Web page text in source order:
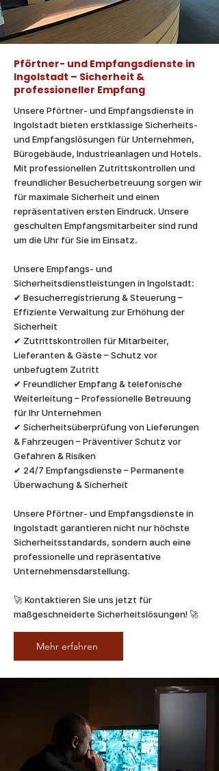
Pförtner- und Empfangsdienste in
Ingolstadt – Sicherheit &
professioneller Empfang
Unsere Pförtner- und Empfangsdienste in
Ingolstadt bieten erstklassige Sicherheits-
und Empfangslösungen für Unternehmen,
Bürogebäude, Industrieanlagen und Hotels.
Mit professionellen Zutrittskontrollen und
freundlicher Besucherbetreuung sorgen wir
für maximale Sicherheit und einen
repräsentativen ersten Eindruck. Unsere
geschulten Empfangsmitarbeiter sind rund
um die Uhr für Sie im Einsatz.
Unsere Empfangs- und
Sicherheitsdienstleistungen in Ingolstadt:
✔ Besucherregistrierung & Steuerung –
Effiziente Verwaltung zur Erhöhung der
Sicherheit
✔ Zutrittskontrollen für Mitarbeiter,
Lieferanten & Gäste – Schutz vor
unbefugtem Zutritt
✔ Freundlicher Empfang & telefonische
Weiterleitung – Professionelle Betreuung
für Ihr Unternehmen
✔ Sicherheitsüberprüfung von Lieferungen
& Fahrzeugen – Präventiver Schutz vor
Gefahren & Risiken
✔ 24/7 Empfangsdienste – Permanente
Überwachung & Sicherheit
Unsere Pförtner- und Empfangsdienste in
Ingolstadt garantieren nicht nur höchste
Sicherheitsstandards, sondern auch eine
professionelle und repräsentative
Unternehmensdarstellung.
🚀 Kontaktieren Sie uns jetzt für
maßgeschneiderte Sicherheitslösungen! 🚀
Mehr erfahren